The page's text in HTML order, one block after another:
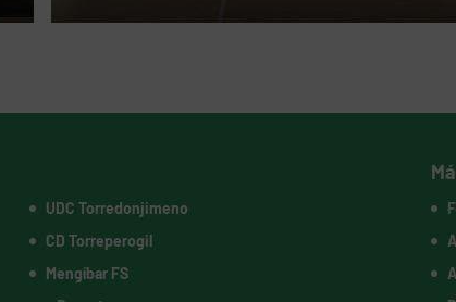
UDC Torredonjimeno
CD Torreperogil
Mengíbar FS